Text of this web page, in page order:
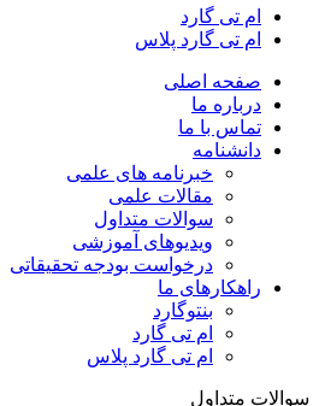
ام تی گارد
ام تی گارد پلاس
صفحه اصلی
درباره ما
تماس با ما
دانشنامه
خبرنامه های علمی
مقالات علمی
سوالات متداول
ویدیوهای آموزشی
درخواست بودجه تحقیقاتی
راهکارهای ما
بنتوگارد
ام تی گارد
ام تی گارد پلاس
سوالات متداول